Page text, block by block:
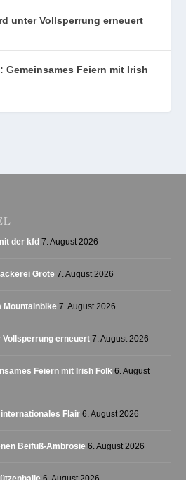
unter Vollsperrung erneuert
Gemeinsames Feiern mit Irish
der kfd 7. August 2026
Grote 7. August 2026
Mountainbike 7. August 2026
erneuert 7. August 2026
Feiern mit Irish Folk 6. August
Flair 6. August 2026
Beifuß-Ambrosie 6. August 2026